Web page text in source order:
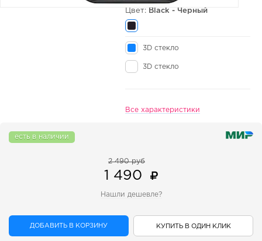
Цвет: Black - Черный
3D стекло
3D стекло
Все характеристики
есть в наличии
2 490 руб
1 490
Нашли дешевле?
ДОБАВИТЬ В КОРЗИНУ КУПИТЬ В ОДИН КЛИК